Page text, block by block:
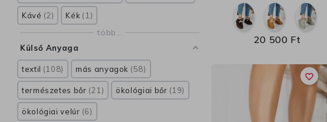
Kávé 2 Kék 1
több...
Külső Anyaga
textil 108 más anyagok 58
természetes bőr 21 ökológiai bőr 19
ökológiai velúr 6
20 500 Ft
favorite_border